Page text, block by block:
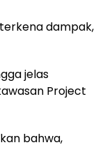
dampak,
jelas
Project
bahwa,